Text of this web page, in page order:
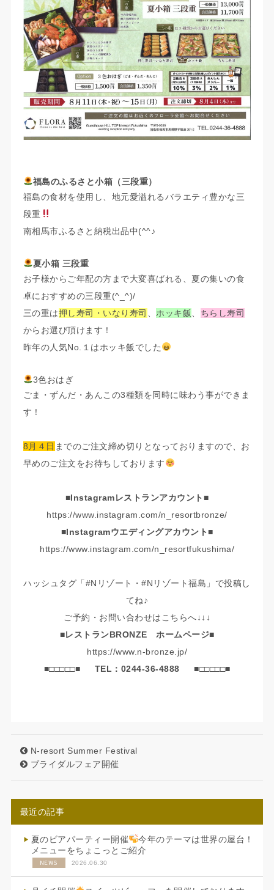
福島のふるさと小箱（三段重）
福島の食材を使用し、地元愛溢れるバラエティ豊かな三
段重
南相馬市ふるさと納税出品中(^^♪
夏小箱 三段重
お子様からご年配の方まで大変喜ばれる、夏の集いの食
卓におすすめの三段重(^_^)/
三の重は押し寿司・いなり寿司 ホッキ飯
ちらし寿司
からお選び頂けます！
昨年の人気No.１はホッキ飯でした
3色おはぎ
ごま・ずんだ・あんこの3種類を同時に味わう事ができま
す！
8月４日 までのご注文締め切りとなっておりますので、お
早めのご注文をお待ちしております
■Instagramレストランアカウント■
https://www.instagram.com/n_resortbronze/
■Instagramウエディングアカウント■
https://www.instagram.com/n_resortfukushima/
ハッシュタグ「#Nリゾート・#Nリゾート福島」で投稿し
てね♪
ご予約・お問い合わせはこちらへ↓↓↓
■レストランBRONZE ホームページ■
https://www.n-bronze.jp/
■□□□□□■ TEL：0244-36-4888 ■□□□□□■
N-resort Summer Festival
ブライダルフェア開催
最近の記事
夏のビアパーティー開催
今年のテーマは世界の屋台！
メニューをちょこっとご紹介
NEWS 2026.06.30